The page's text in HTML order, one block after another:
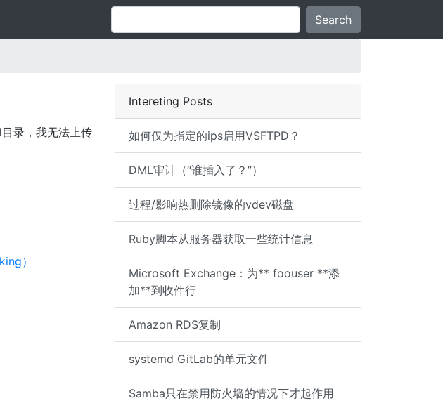
Search
Intereting Posts
如何仅为指定的ips启用VSFTPD？
DML审计（“谁插入了？”）
过程/影响热删除镜像的vdev磁盘
Ruby脚本从服务器获取一些统计信息
Microsoft Exchange：为** foouser **添
加**到收件行
Amazon RDS复制
systemd GitLab的单元文件
Samba只在禁用防火墙的情况下才起作用
录，我无法上传
）